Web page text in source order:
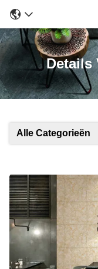
Details
Alle Categorieën